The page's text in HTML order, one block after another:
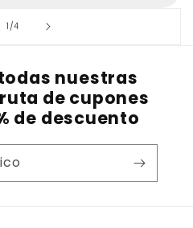
1/de
4
nuestras
de cupones
de descuento